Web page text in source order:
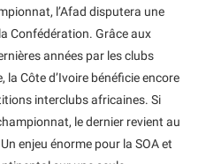
l’Afad disputera une
Confédération. Grâce aux
années par les clubs
Côte d’Ivoire bénéficie encore
interclubs africaines. Si
le dernier revient au
enjeu énorme pour la SOA et